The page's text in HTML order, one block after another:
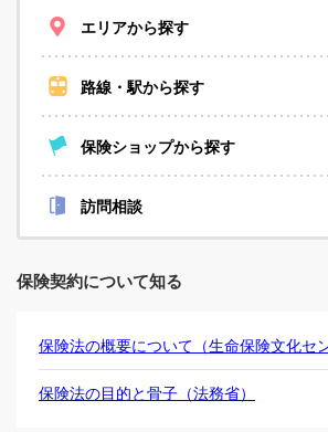
エリアから探す
路線・駅から探す
保険ショップから探す
訪問相談
保険契約について知る
保険法の概要について（生命保険文化セ
保険法の目的と骨子（法務省）